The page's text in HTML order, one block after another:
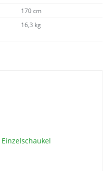
170 cm
16,3 kg